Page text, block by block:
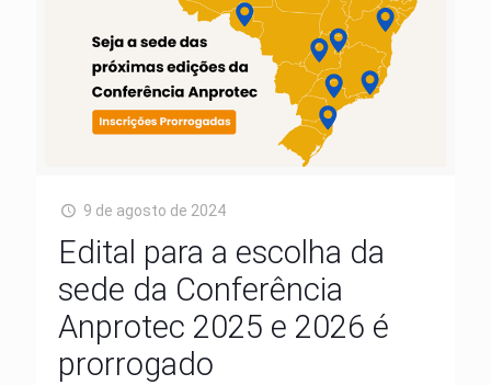
9 de agosto de 2024
Edital para a escolha da
sede da Conferência
Anprotec 2025 e 2026 é
prorrogado